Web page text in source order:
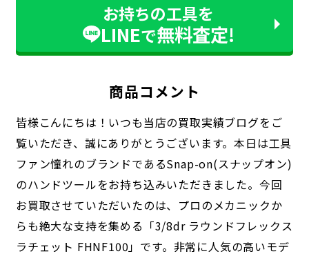
お持ちの工具を
LINEで無料査定!
商品コメント
皆様こんにちは！いつも当店の買取実績ブログをご
覧いただき、誠にありがとうございます。本日は工具
ファン憧れのブランドであるSnap-on(スナップオン)
のハンドツールをお持ち込みいただきました。今回
お買取させていただいたのは、プロのメカニックか
らも絶大な支持を集める「3/8dr ラウンドフレックス
ラチェット FHNF100」です。非常に人気の高いモデ